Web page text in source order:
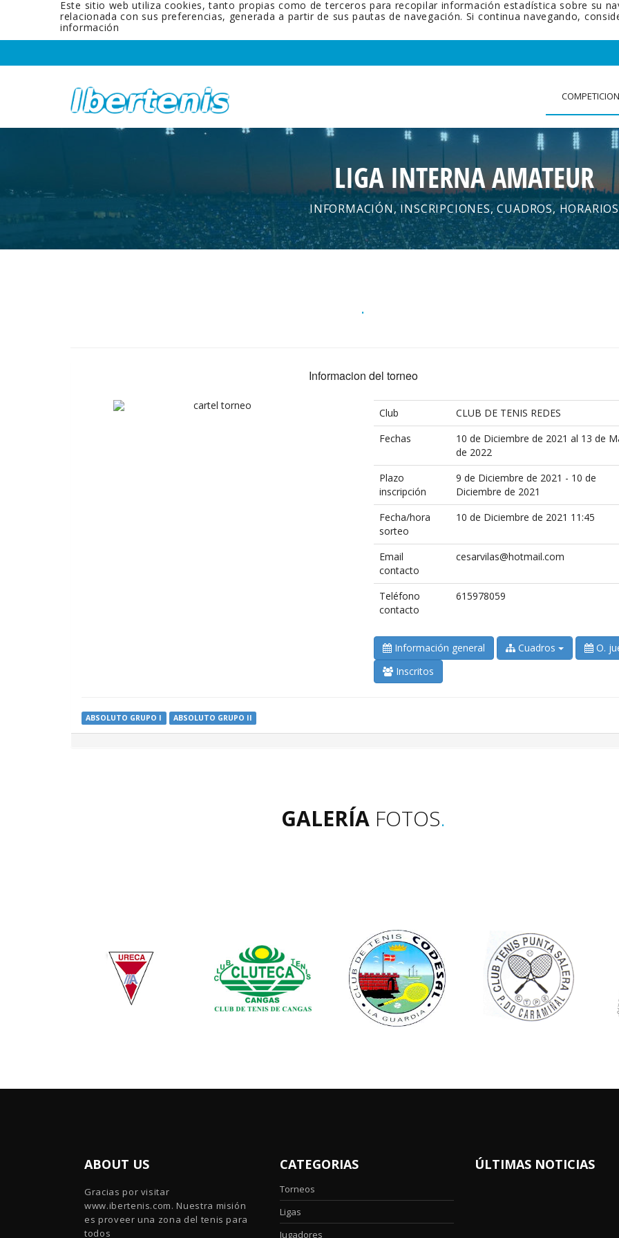
Este sitio web utiliza cookies, tanto propias como de terceros para recopilar información estadística sobre su
relacionada con sus preferencias, generada a partir de sus pautas de navegación. Si continua navegando,
información
LIGA INTERNA AMATEUR
INFORMACIÓN, INSCRIPCIONES, CUADROS, HORARIOS
.
Informacion del torneo
Club
CLUB DE TENIS REDES
Fechas
10 de Diciembre de 2021 al 13 de
de 2022
Plazo
inscripción
9 de Diciembre de 2021 - 10 de
Diciembre de 2021
Fecha/hora
sorteo
10 de Diciembre de 2021 11:45
Email
contacto
cesarvilas@hotmail.com
Teléfono
contacto
615978059
Información general Cuadros
O.
Inscritos
ABSOLUTO GRUPO I ABSOLUTO GRUPO II
GALERÍA FOTOS.
ABOUT US
Gracias por visitar
www.ibertenis.com. Nuestra misión
es proveer una zona del tenis para
todos
CATEGORIAS
Torneos
Ligas
Jugadores
ÚLTIMAS NOTICIAS